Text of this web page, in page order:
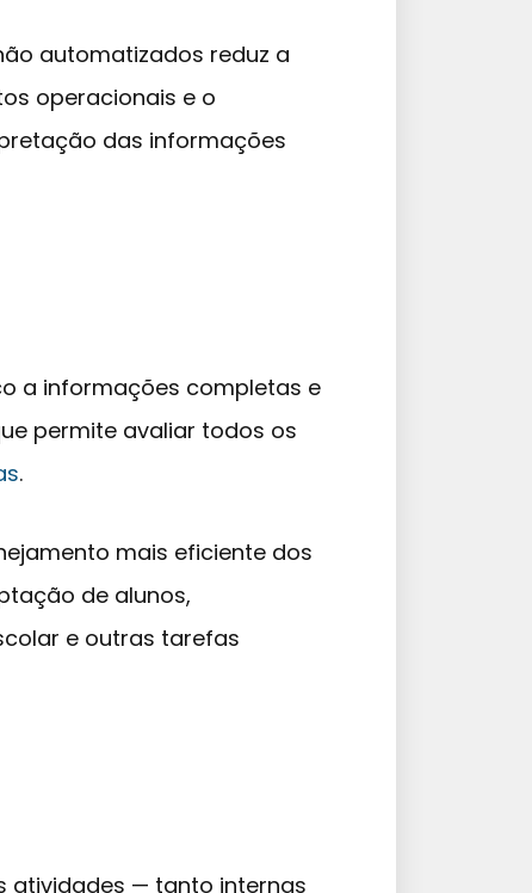
automatizados reduz a
operacionais e o
das informações
a informações completas e
permite avaliar todos os
.
mais eficiente dos
de alunos,
e outras tarefas
atividades — tanto internas